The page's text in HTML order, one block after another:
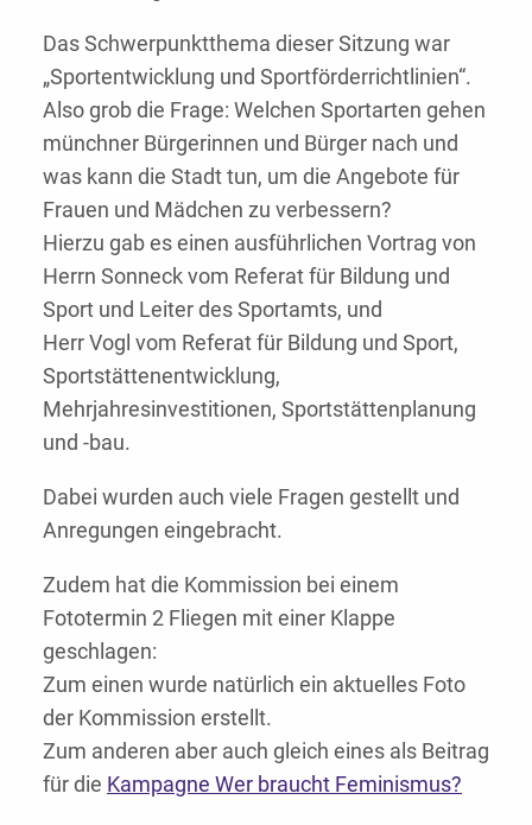
Das Schwerpunktthema dieser Sitzung war
„Sportentwicklung und Sportförderrichtlinien“.
Also grob die Frage: Welchen Sportarten gehen
münchner Bürgerinnen und Bürger nach und
was kann die Stadt tun, um die Angebote für
Frauen und Mädchen zu verbessern?
Hierzu gab es einen ausführlichen Vortrag von
Herrn Sonneck vom Referat für Bildung und
Sport und Leiter des Sportamts, und
Herr Vogl vom Referat für Bildung und Sport,
Sportstättenentwicklung,
Mehrjahresinvestitionen, Sportstättenplanung
und -bau.
Dabei wurden auch viele Fragen gestellt und
Anregungen eingebracht.
Zudem hat die Kommission bei einem
Fototermin 2 Fliegen mit einer Klappe
geschlagen:
Zum einen wurde natürlich ein aktuelles Foto
der Kommission erstellt.
Zum anderen aber auch gleich eines als Beitrag
für die Kampagne Wer braucht Feminismus?